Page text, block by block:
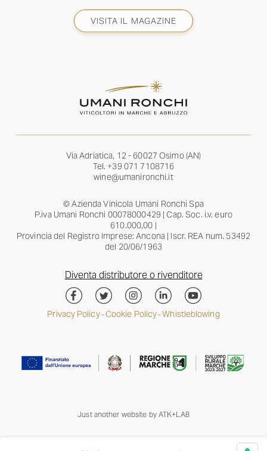
VISITA IL MAGAZINE
Via Adriatica, 12 - 60027 Osimo (AN)
Tel. +39 071 7108716
wine@umanironchi.it
© Azienda Vinicola Umani Ronchi Spa
P.iva Umani Ronchi 00078000429 | Cap. Soc. i.v. euro
610.000,00 |
Provincia del Registro Imprese: Ancona | Iscr. REA num. 53492
del 20/06/1963
Diventa distributore o rivenditore
Privacy Policy–Cookie Policy–Whistleblowing
Just another website by ATK+LAB